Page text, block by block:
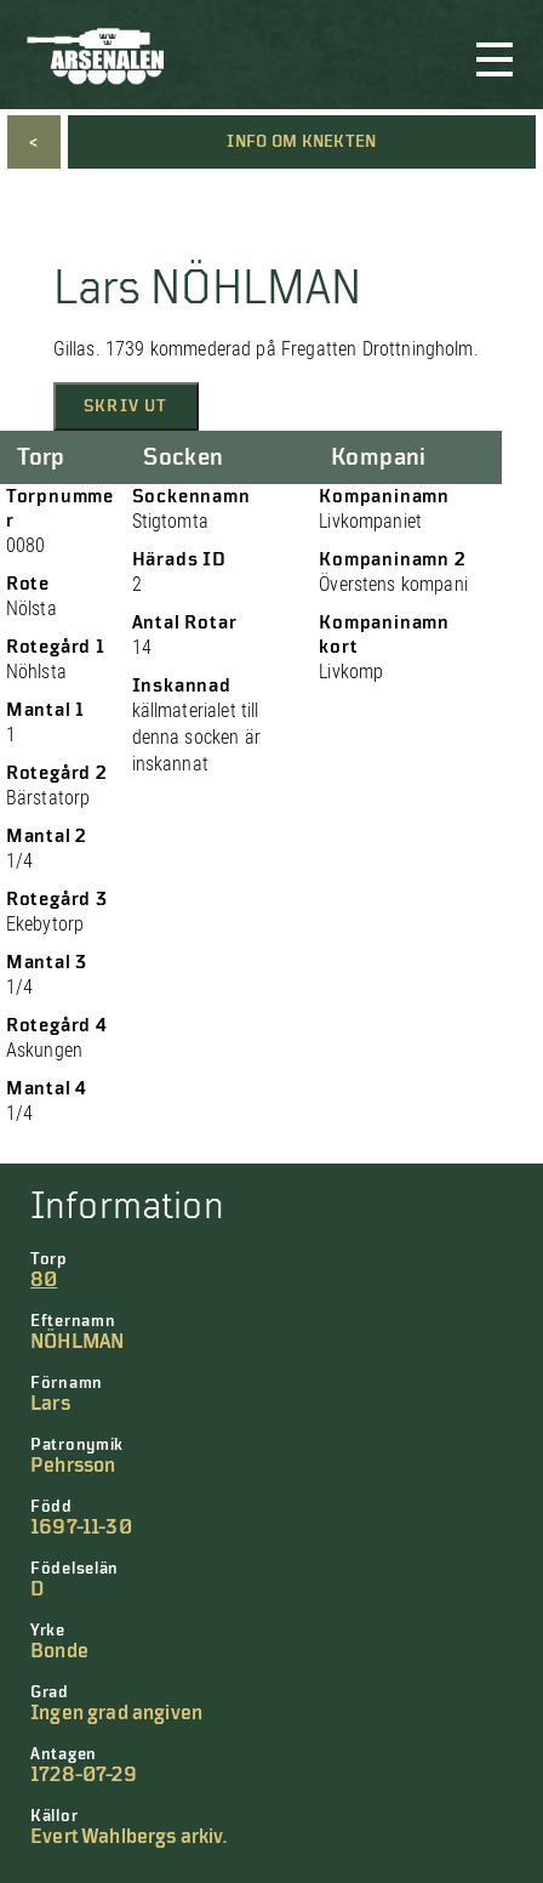
< INFO OM KNEKTEN
Lars NÖHLMAN
Gillas. 1739 kommederad på Fregatten Drottningholm.
SKRIV UT
Torp
Torpnumme
r
0080
Rote
Nölsta
Rotegård 1
Nöhlsta
Mantal 1
1
Rotegård 2
Bärstatorp
Mantal 2
1/4
Rotegård 3
Ekebytorp
Mantal 3
1/4
Rotegård 4
Askungen
Mantal 4
1/4
Socken
Sockennamn
Stigtomta
Härads ID
2
Antal Rotar
14
Inskannad
källmaterialet till
denna socken är
inskannat
Kompani
Kompaninamn
Livkompaniet
Kompaninamn 2
Överstens kompani
Kompaninamn
kort
Livkomp
Information
Torp
80
Efternamn
NÖHLMAN
Förnamn
Lars
Patronymik
Pehrsson
Född
1697-11-30
Födelselän
D
Yrke
Bonde
Grad
Ingen grad angiven
Antagen
1728-07-29
Källor
Evert Wahlbergs arkiv.